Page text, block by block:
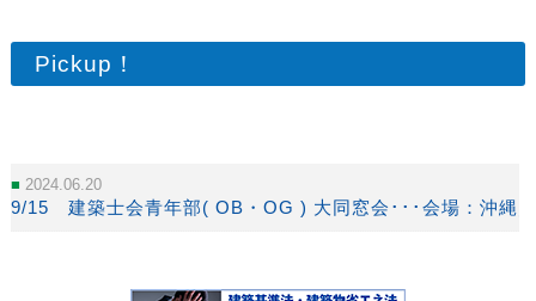
Pickup！
2024.06.20
9/15 建築士会青年部( OB・OG ) 大同窓会･･･会場：沖縄